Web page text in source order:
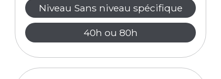
Niveau Sans niveau spécifique
40h ou 80h